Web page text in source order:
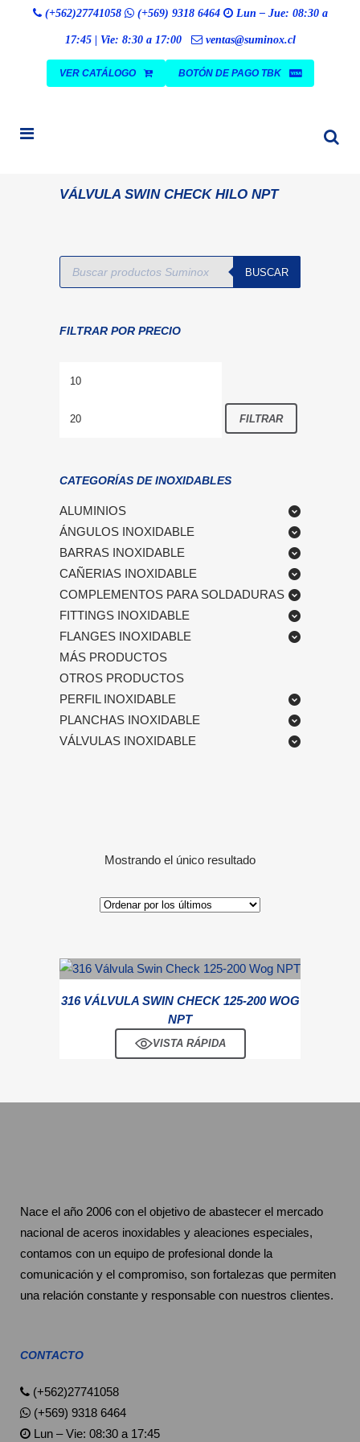
(+562)27741058 (+569) 9318 6464 Lun – Jue: 08:30 a
17:45 | Vie: 8:30 a 17:00 ventas@suminox.cl
VER CATÁLOGO BOTÓN DE PAGO TBK
VÁLVULA SWIN CHECK HILO NPT
Búsqueda
productos
BUSCAR
FILTRAR POR PRECIO
FILTRAR
CATEGORÍAS DE INOXIDABLES
ALUMINIOS
ÁNGULOS INOXIDABLE
BARRAS INOXIDABLE
CAÑERIAS INOXIDABLE
COMPLEMENTOS PARA SOLDADURAS
FITTINGS INOXIDABLE
FLANGES INOXIDABLE
MÁS PRODUCTOS
OTROS PRODUCTOS
PERFIL INOXIDABLE
PLANCHAS INOXIDABLE
VÁLVULAS INOXIDABLE
Mostrando el único resultado
316 VÁLVULA SWIN CHECK 125-200 WOG
NPT
VISTA RÁPIDA
Nace el año 2006 con el objetivo de abastecer el mercado
nacional de aceros inoxidables y aleaciones especiales,
contamos con un equipo de profesional donde la
comunicación y el compromiso, son fortalezas que permiten
una relación constante y responsable con nuestros clientes.
CONTACTO
(+562)27741058
(+569) 9318 6464
Lun – Vie: 08:30 a 17:45
de
BUSCAR